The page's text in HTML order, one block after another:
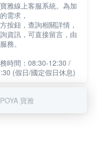
雅線上客服系統。為加
需求，
按鈕，查詢相關詳情，
資訊，可直接留言，由
務。
時間：08:30-12:30 /
(假日/國定假日休息)
寶雅